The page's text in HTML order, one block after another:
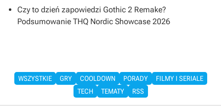
Czy to dzień zapowiedzi Gothic 2 Remake?
Podsumowanie THQ Nordic Showcase 2026
WSZYSTKIE GRY COOLDOWN PORADY
FILMY I SERIALE
TECH
TEMATY RSS